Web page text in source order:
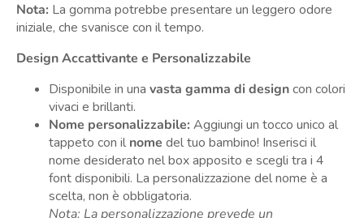
Nota: La gomma potrebbe presentare un leggero odore
iniziale, che svanisce con il tempo.
Design Accattivante e Personalizzabile
Disponibile in una vasta gamma di designcon colori
vivaci e brillanti.
Nome personalizzabile: Aggiungi un tocco unico al
tappeto con il nome del tuo bambino! Inserisci il
nome desiderato nel box apposito e scegli tra i 4
font disponibili. La personalizzazione del nome è a
scelta, non è obbligatoria.
Nota: La personalizzazione prevede un